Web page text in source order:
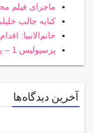
ماجرای فیلم
کنایه جالب
خاتم‌الانبیا:
پرسپولیس 1 – پیرامیدز 0: شکست قهرمان آفریقا!
آخرین دیدگاه‌ها